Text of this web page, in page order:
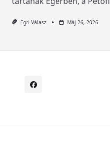
Egri Válasz Máj 26, 2026